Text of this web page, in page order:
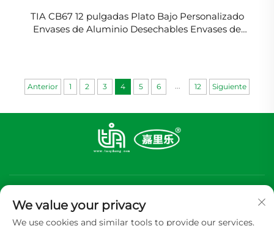
TIA CB67 12 pulgadas Plato Bajo Personalizado
Envases de Aluminio Desechables Envases de
Anterior 1 2 3 4 5 6 12 Siguiente
We value your privacy
We use cookies and similar tools to provide our services.